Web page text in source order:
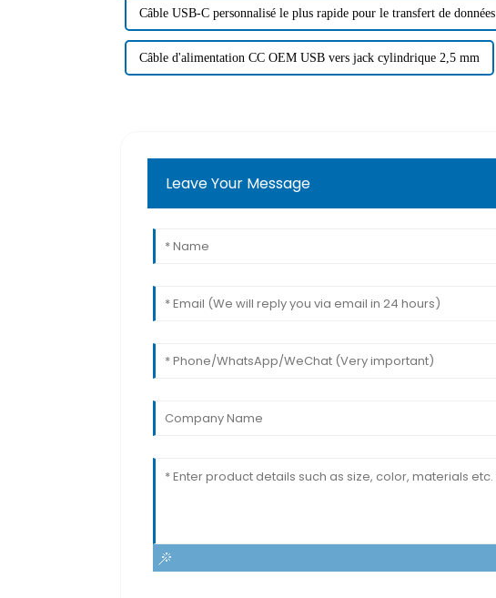
Câble USB-C personnalisé le plus rapide pour le transfert de données
Câble d'alimentation CC OEM USB vers jack cylindrique 2,5 mm
Leave Your Message